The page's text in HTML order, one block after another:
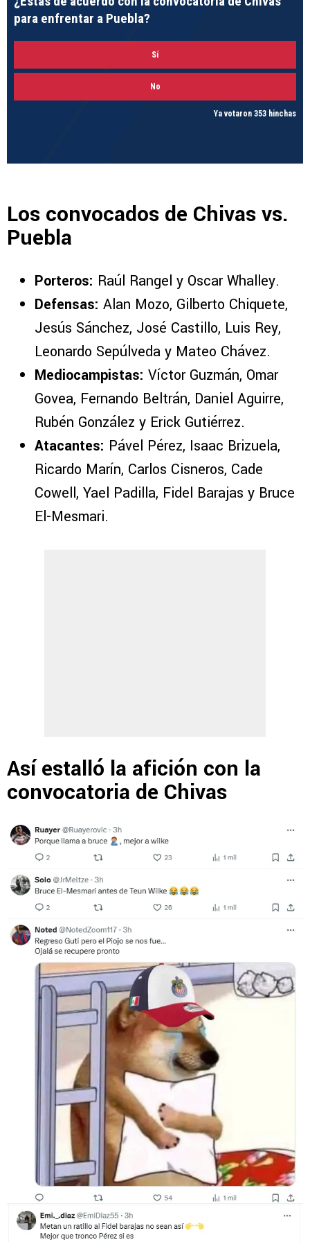
para enfrentar a Puebla?
Sí
No
Ya votaron 353 hinchas
Los convocados de Chivas vs.
Puebla
Porteros: Raúl Rangel y Oscar Whalley.
Defensas: Alan Mozo, Gilberto Chiquete,
Jesús Sánchez, José Castillo, Luis Rey,
Leonardo Sepúlveda y Mateo Chávez.
Mediocampistas: Víctor Guzmán, Omar
Govea, Fernando Beltrán, Daniel Aguirre,
Rubén González y Erick Gutiérrez.
Atacantes: Pável Pérez, Isaac Brizuela,
Ricardo Marín, Carlos Cisneros, Cade
Cowell, Yael Padilla, Fidel Barajas y Bruce
El-Mesmari.
Así estalló la afición con la
convocatoria de Chivas